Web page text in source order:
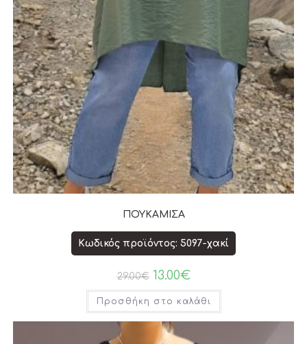
ΠΟΥΚΑΜΙΣΑ
Κωδικός προϊόντος: 5097-χακί
29.00€ 13.00€
Προσθήκη στο καλάθι